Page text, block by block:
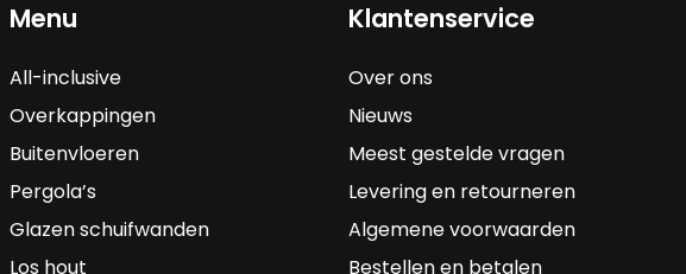
Menu
All-inclusive
Overkappingen
Buitenvloeren
Pergola’s
Glazen schuifwanden
Los hout
Klantenservice
Over ons
Nieuws
Meest gestelde vragen
Levering en retourneren
Algemene voorwaarden
Bestellen en betalen